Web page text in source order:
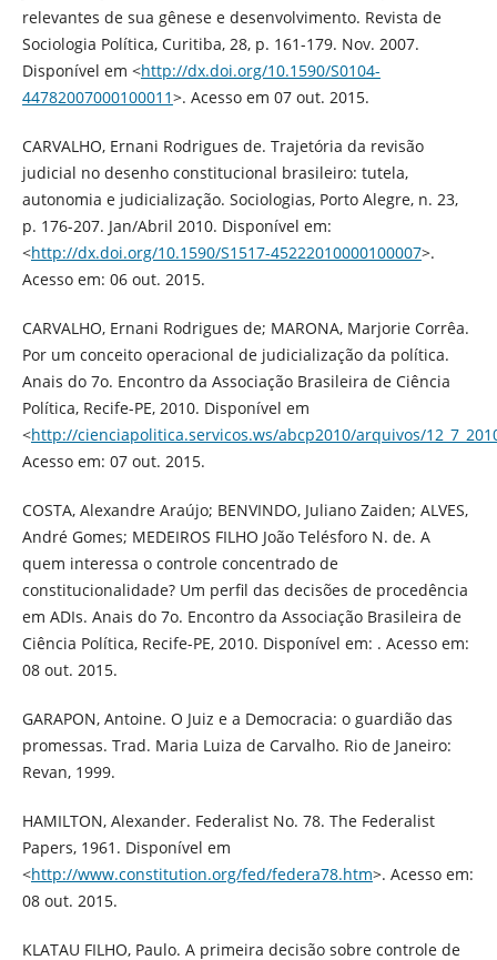
relevantes de sua gênese e desenvolvimento. Revista de
Sociologia Política, Curitiba, 28, p. 161-179. Nov. 2007.
Disponível em <http://dx.doi.org/10.1590/S0104-
44782007000100011>. Acesso em 07 out. 2015.
CARVALHO, Ernani Rodrigues de. Trajetória da revisão
judicial no desenho constitucional brasileiro: tutela,
autonomia e judicialização. Sociologias, Porto Alegre, n. 23,
p. 176-207. Jan/Abril 2010. Disponível em:
<http://dx.doi.org/10.1590/S1517-45222010000100007>.
Acesso em: 06 out. 2015.
CARVALHO, Ernani Rodrigues de; MARONA, Marjorie Corrêa.
Por um conceito operacional de judicialização da política.
Anais do 7o. Encontro da Associação Brasileira de Ciência
Política, Recife-PE, 2010. Disponível em
<http://cienciapolitica.servicos.ws/abcp2010/arquivos/
Acesso em: 07 out. 2015.
COSTA, Alexandre Araújo; BENVINDO, Juliano Zaiden; ALVES,
André Gomes; MEDEIROS FILHO João Telésforo N. de. A
quem interessa o controle concentrado de
constitucionalidade? Um perfil das decisões de procedência
em ADIs. Anais do 7o. Encontro da Associação Brasileira de
Ciência Política, Recife-PE, 2010. Disponível em: . Acesso em:
08 out. 2015.
GARAPON, Antoine. O Juiz e a Democracia: o guardião das
promessas. Trad. Maria Luiza de Carvalho. Rio de Janeiro:
Revan, 1999.
HAMILTON, Alexander. Federalist No. 78. The Federalist
Papers, 1961. Disponível em
<http://www.constitution.org/fed/federa78.htm>. Acesso em:
08 out. 2015.
KLATAU FILHO, Paulo. A primeira decisão sobre controle de